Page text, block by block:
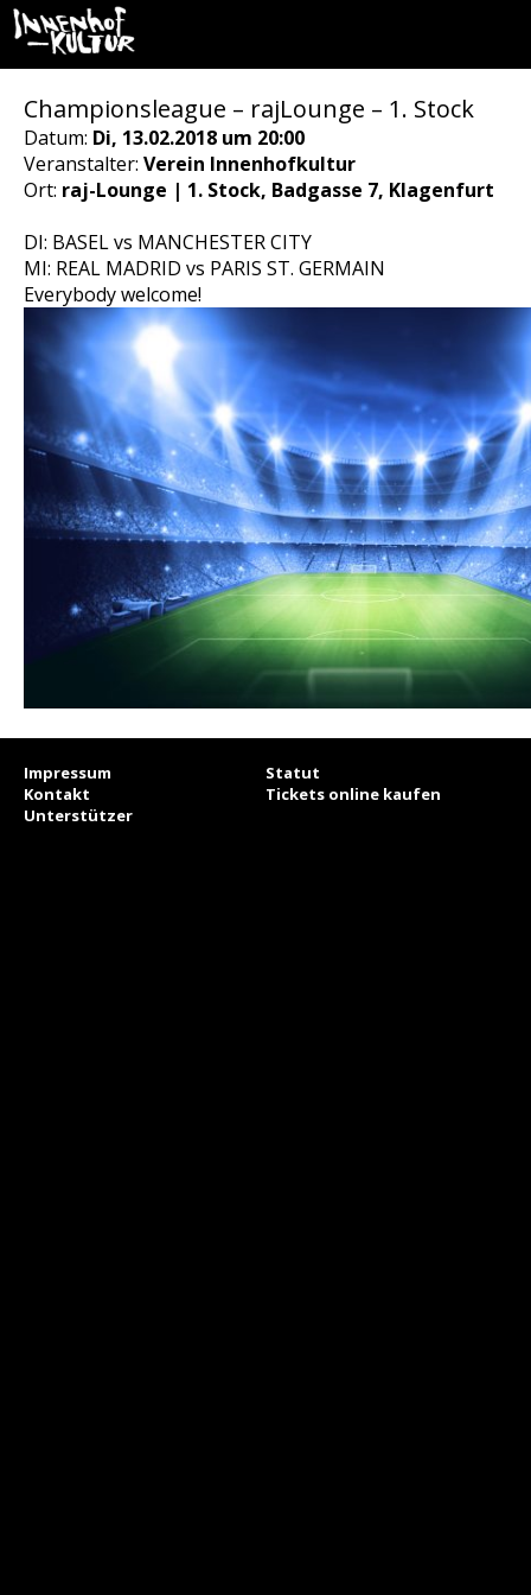
Championsleague – rajLounge – 1. Stock
Datum: Di, 13.02.2018 um 20:00
Veranstalter: Verein Innenhofkultur
Ort: raj-Lounge | 1. Stock, Badgasse 7, Klagenfurt
DI: BASEL vs MANCHESTER CITY
MI: REAL MADRID vs PARIS ST. GERMAIN
Everybody welcome!
Impressum
Statut
Kontakt
Tickets online kaufen
Unterstützer